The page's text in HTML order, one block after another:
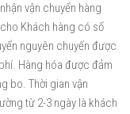
vận chuyển hàng
Khách hàng có số
nguyên chuyến được
Hàng hóa được đảm
bo. Thời gian vận
từ 2-3 ngày là khách